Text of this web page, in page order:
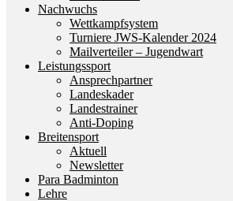
Nachwuchs
Wettkampfsystem
Turniere JWS-Kalender 2024
Mailverteiler – Jugendwart
Leistungssport
Ansprechpartner
Landeskader
Landestrainer
Anti-Doping
Breitensport
Aktuell
Newsletter
Para Badminton
Lehre